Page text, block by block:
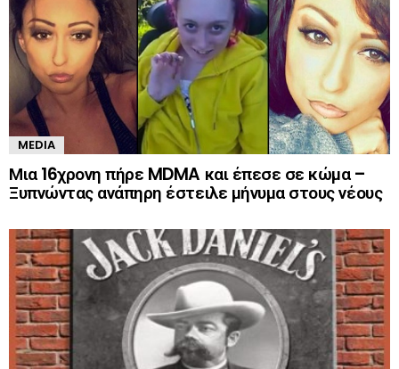
MEDIA
Μια 16χρονη πήρε MDMA και έπεσε σε κώμα –
Ξυπνώντας ανάπηρη έστειλε μήνυμα στους νέους